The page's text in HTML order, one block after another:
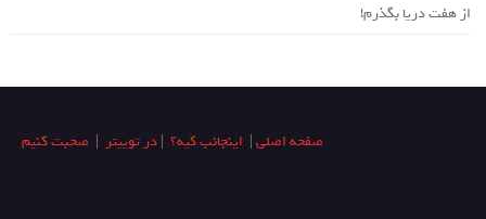
از هفت دریا بگذرم!
صفحه اصلی| اینجانب کیه؟ |در توییتر | صحبت کنیم